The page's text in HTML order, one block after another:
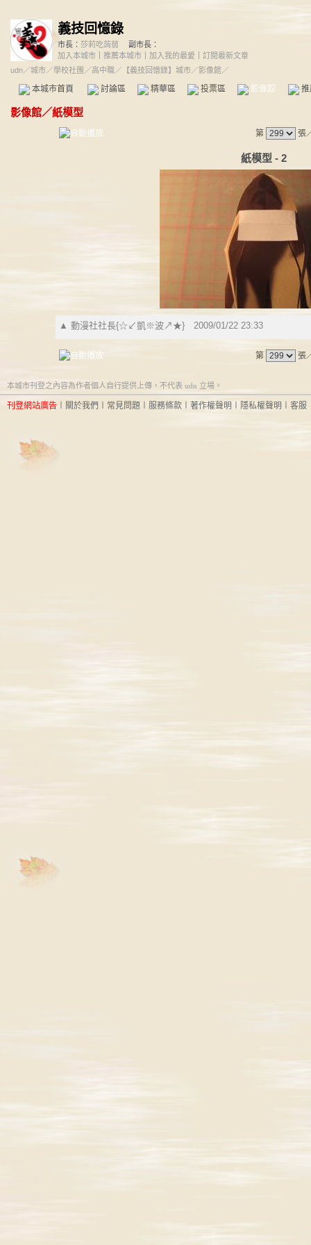
義技回憶錄
市長： 莎莉吃蒟蒻
副市長：
加入本城市
推薦本城市 加入我的最愛
訂閱最新文章
udn／城市／學校社團 ／高中職／ 【義技回憶錄】城市／影像館／
本城市首頁 討論區 精華區 投票區 影像館
影像館／紙模型
第 張
紙模型 - 2
▲ 動漫社社長{☆↙凱※波↗★} 2009/01/22 23:33
第 張
本城市刊登之內容為作者個人自行提供上傳，不代表 udn 立場。
刊登網站廣告 關於我們 常見問題 服務條款 著作權聲明 隱私權聲明 客服